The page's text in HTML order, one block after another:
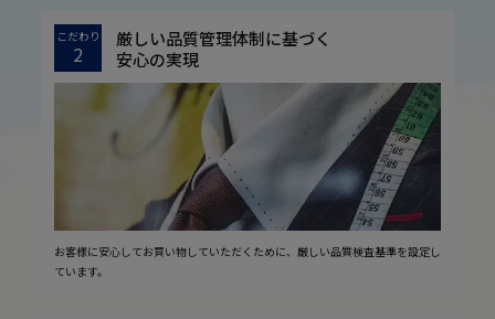
こだわり
2
厳しい品質管理体制に基づく
安心の実現
お客様に安心してお買い物していただくために、厳しい品質検査基準を設定し
ています。